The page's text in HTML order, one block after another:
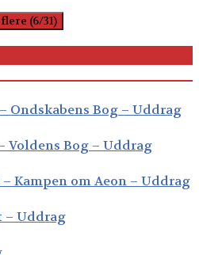
flere (6/31)
Ondskabens Bog – Uddrag
Voldens Bog – Uddrag
– Kampen om Aeon – Uddrag
– Uddrag